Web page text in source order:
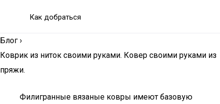
Как добраться
Блог ›
Коврик из ниток своими руками. Ковер своими руками из
пряжи.
Филигранные вязаные ковры имеют базовую